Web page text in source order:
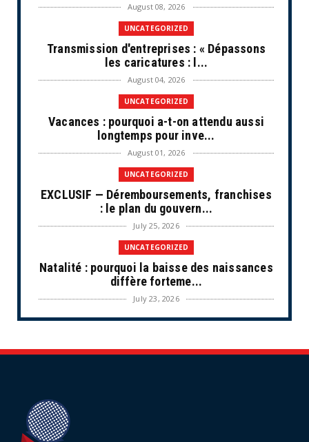
August 08, 2026
UNCATEGORIZED
Transmission d'entreprises : « Dépassons
les caricatures : l...
August 04, 2026
UNCATEGORIZED
Vacances : pourquoi a-t-on attendu aussi
longtemps pour inve...
August 01, 2026
UNCATEGORIZED
EXCLUSIF — Déremboursements, franchises
: le plan du gouvern...
July 25, 2026
UNCATEGORIZED
Natalité : pourquoi la baisse des naissances
diffère forteme...
July 23, 2026
UNCATEGORIZED
sein des PME et de...
Retraites complémentaires Agirc-Arrco :